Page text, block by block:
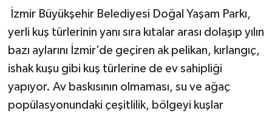
İzmir Büyükşehir Belediyesi Doğal Yaşam Parkı,
yerli kuş türlerinin yanı sıra kıtalar arası dolaşıp yılın
bazı aylarını İzmir’de geçiren ak pelikan, kırlangıç,
ishak kuşu gibi kuş türlerine de ev sahipliği
yapıyor. Av baskısının olmaması, su ve ağaç
popülasyonundaki çeşitlilik, bölgeyi kuşlar